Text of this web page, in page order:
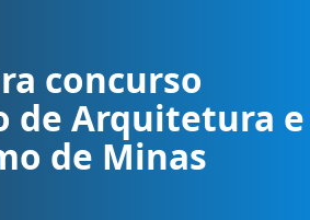
MG - Conselho de Arquitetura e
concurso
de Arquitetura e
de Minas